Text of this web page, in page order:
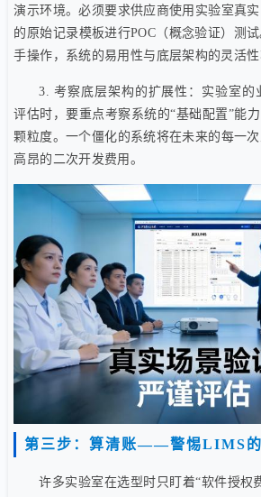
演示环境。必须要求供应商使用实验室真
的原始记录模板进行POC（概念验证）测
手操作，系统的易用性与底层架构的灵活性
3. 考察底层架构的扩展性：实验室的
评估时，要重点考察系统的“基础配置”能
颗粒度。一个僵化的系统将在未来的每一
高昂的二次开发费用。
第三步：算清账——警惕LIMS的
许多实验室在选型时只盯着“软件授权